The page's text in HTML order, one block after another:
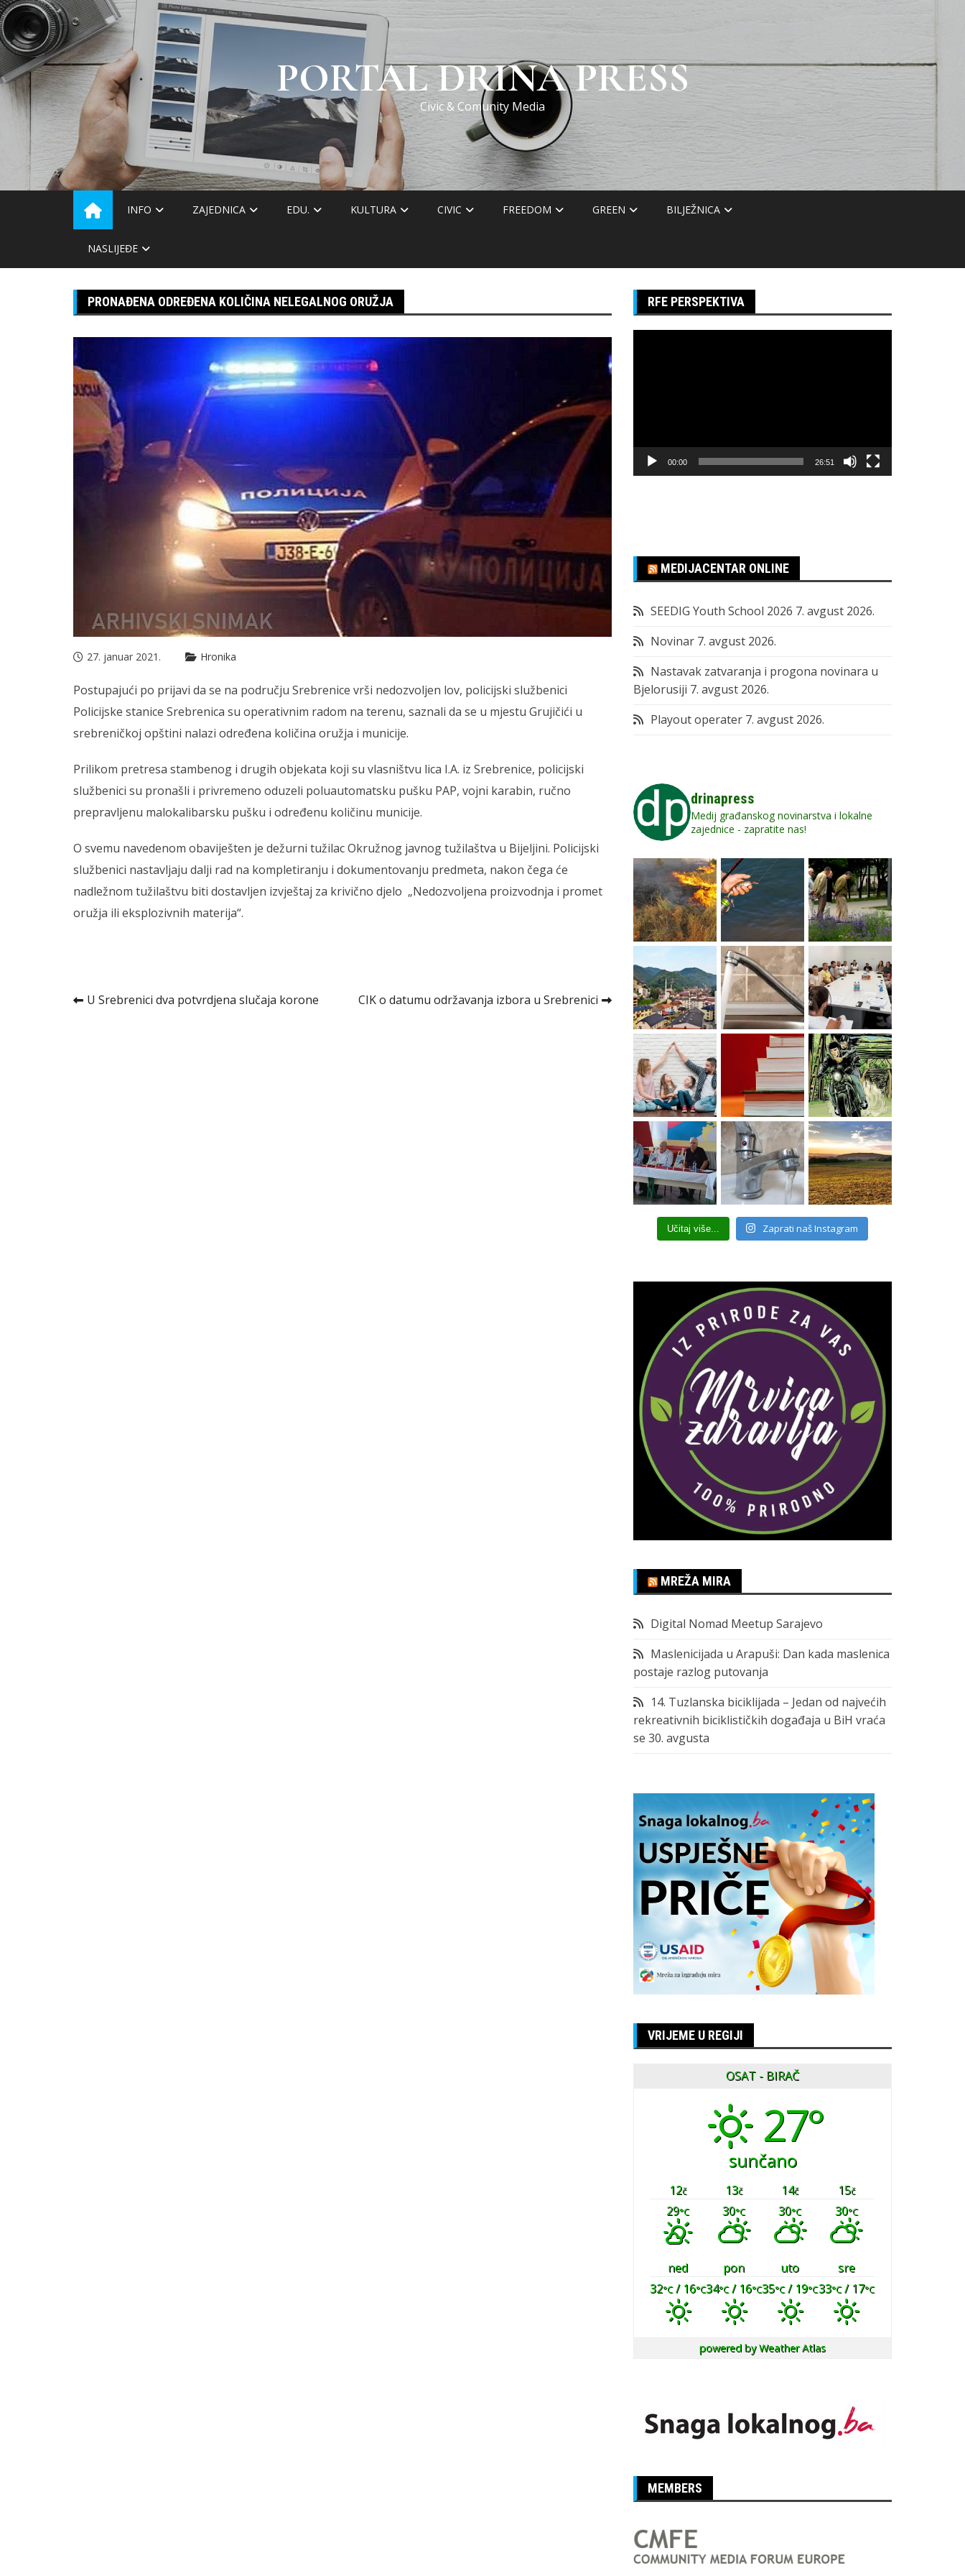
Skip
to
content
PORTAL DRINA PRESS
Civic & Comunity Media
INFO ZAJEDNICA EDU. KULTURA CIVIC FREEDOM GREEN BILJEŽNICA
NASLIJEĐE
PRONAĐENA ODREĐENA KOLIČINA NELEGALNOG ORUŽJA
27. januar 2021. Hronika
Postupajući po prijavi da se na području Srebrenice vrši nedozvoljen lov, policijski službenici
Policijske stanice Srebrenica su operativnim radom na terenu, saznali da se u mjestu Grujičići u
srebreničkoj opštini nalazi određena količina oružja i municije.
Prilikom pretresa stambenog i drugih objekata koji su vlasništvu lica I.A. iz Srebrenice, policijski
službenici su pronašli i privremeno oduzeli poluautomatsku pušku PAP, vojni karabin, ručno
prepravljenu malokalibarsku pušku i određenu količinu municije.
O svemu navedenom obaviješten je dežurni tužilac Okružnog javnog tužilaštva u Bijeljini. Policijski
službenici nastavljaju dalji rad na kompletiranju i dokumentovanju predmeta, nakon čega će
nadležnom tužilaštvu biti dostavljen izvještaj za krivično djelo „Nedozvoljena proizvodnja i promet
oružja ili eksplozivnih materija“.
Kretanje
U Srebrenici dva potvrdjena slučaja korone CIK o datumu održavanja izbora u Srebrenici
RFE PERSPEKTIVA
00:00 26:51
MEDIJACENTAR ONLINE
SEEDIG Youth School 2026 7. avgust 2026.
Novinar 7. avgust 2026.
Nastavak zatvaranja i progona novinara u
Bjelorusiji 7. avgust 2026.
Playout operater 7. avgust 2026.
drinapress
Medij građanskog novinarstva i lokalne
zajednice - zapratite nas!
Učitaj više... Zaprati naš Instagram
MREŽA MIRA
Digital Nomad Meetup Sarajevo
Maslenicijada u Arapuši: Dan kada maslenica
postaje razlog putovanja
14. Tuzlanska biciklijada – Jedan od najvećih
rekreativnih biciklističkih događaja u BiH vraća
se 30. avgusta
VRIJEME U REGIJI
OSAT - BIRAČ
27°
sunčano
12č 13č 14č 15č
29°C 30°C 30°C 30°C
ned pon uto
sre
32°C/ 16°C34°C/ 16°C35°C/ 19°C33°C/ 17°C
powered byWeather Atlas
MEMBERS